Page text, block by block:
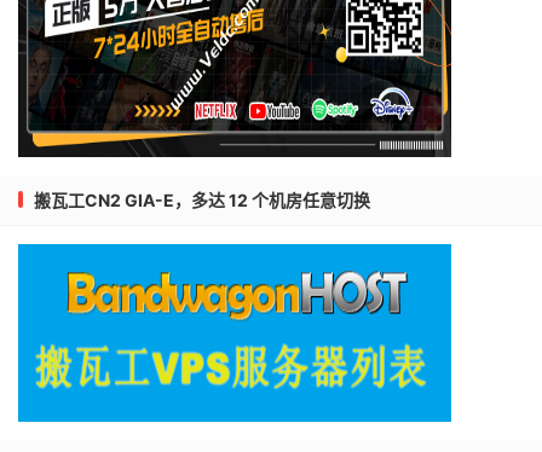
搬瓦工CN2 GIA-E，多达 12 个机房任意切换